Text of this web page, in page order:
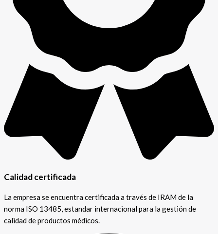
Calidad certificada
La empresa se encuentra certificada a través de IRAM de la
norma ISO 13485, estandar internacional para la gestión de
calidad de productos médicos.